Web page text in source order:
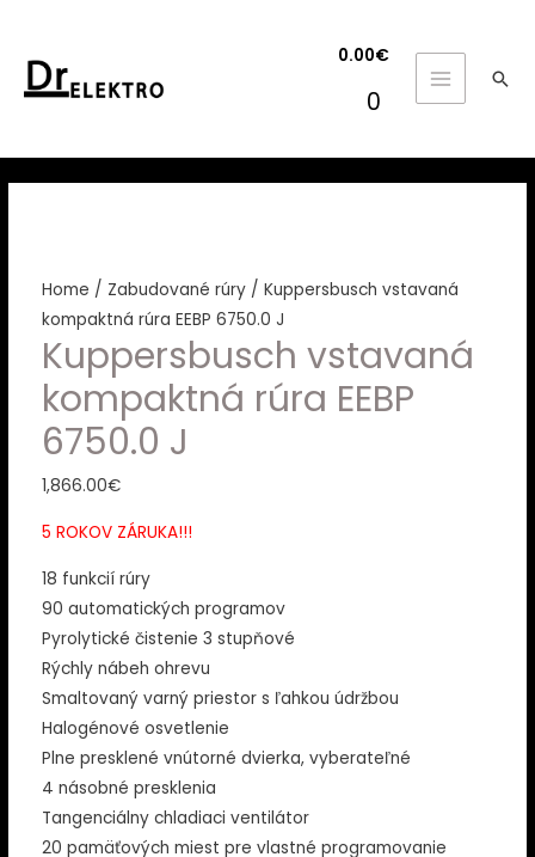
0.00€
0
MAIN
Home / Zabudované rúry/ Kuppersbusch vstavaná
kompaktná rúra EEBP 6750.0 J
Kuppersbusch vstavaná
kompaktná rúra EEBP
6750.0 J
1,866.00€
5 ROKOV ZÁRUKA!!!
18 funkcií rúry
90 automatických programov
Pyrolytické čistenie 3 stupňové
Rýchly nábeh ohrevu
Smaltovaný varný priestor s ľahkou údržbou
Halogénové osvetlenie
Plne presklené vnútorné dvierka, vyberateľné
4 násobné presklenia
Tangenciálny chladiaci ventilátor
20 pamäťových miest pre vlastné programovanie